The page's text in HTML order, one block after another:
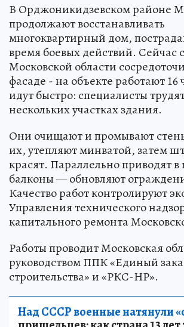
В Орджоникидзевском районе
продолжают восстанавливать
многоквартирный дом,
время боевых действий. Сейчас
Московской области
фасаде - на объекте работают 16
идут быстро: специалисты
нескольких участках здания.
Они очищают и промывают
их, утепляют минватой, затем
красят. Параллельно приводят в
балконы — обновляют
Качество работ контролируют
Управления технического
капитального ремонта
Работы проводит Московская
руководством ППК «Единый
строительства» и «РКС-НР».
Над СССР военные натянули